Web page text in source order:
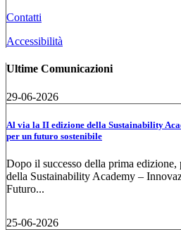
Contatti
Accessibilità
Ultime Comunicazioni
29-06-2026
Al via la II edizione della Sustainability
per un futuro sostenibile
Dopo il successo della prima
della Sustainability Academy –
Futuro...
25-06-2026